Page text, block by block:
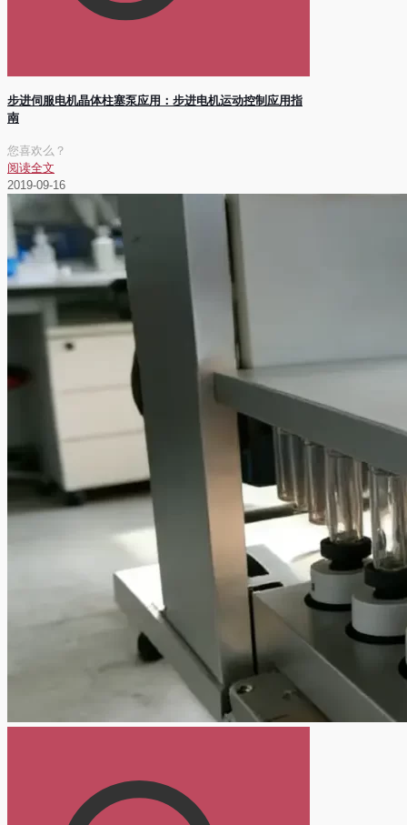
步进伺服电机晶体柱塞泵应用：步进电机运动控制应用指
南
您喜欢么？
阅读全文
2019-09-16